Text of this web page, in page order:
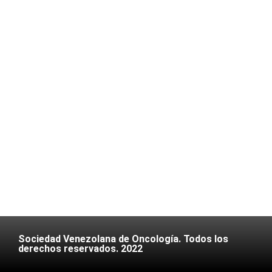
Sociedad Venezolana de Oncología. Todos los
derechos reservados. 2022